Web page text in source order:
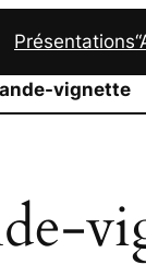
Présentations
vignette